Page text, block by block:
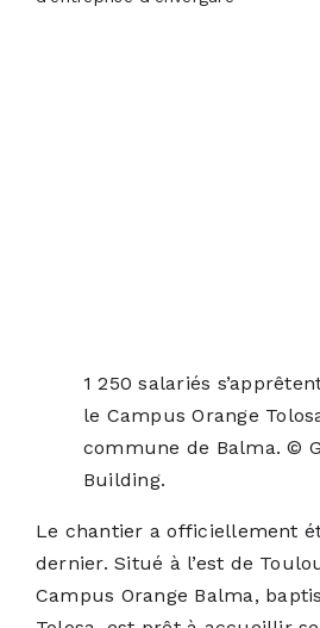
1 250 salariés
le Campus Orange
commune de Balma. ©
Building.
Le chantier a officiellement
dernier. Situé à l’est de
Campus Orange Balma,